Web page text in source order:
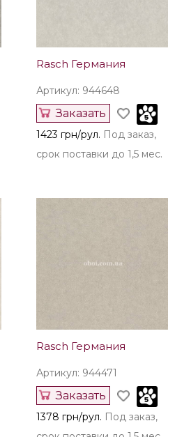
Rasch Германия
Артикул: 944648
Заказать
1423 грн/рул. Под заказ,
срок поставки до 1,5 мес.
Rasch Германия
Артикул: 944471
Заказать
1378 грн/рул. Под заказ,